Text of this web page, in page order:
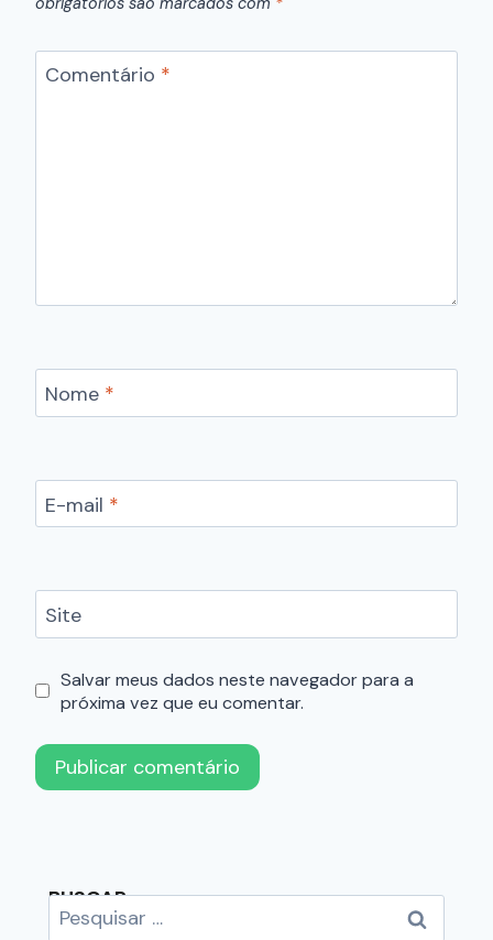
Comentário *
Nome *
E-mail *
Site
Salvar meus dados neste navegador para a
próxima vez que eu comentar.
BUSCAR